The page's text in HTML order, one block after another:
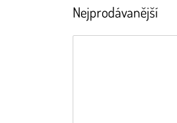
Nejprodávanější